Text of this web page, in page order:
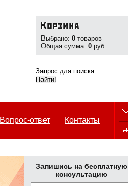
Выбрано: 0 товаров
Общая сумма: 0 руб.
Вопрос-ответ Контакты
Запишись на бесплатную
консультацию